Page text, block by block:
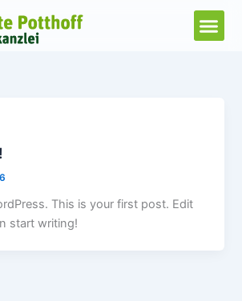
This is your first post. Edit
start writing!